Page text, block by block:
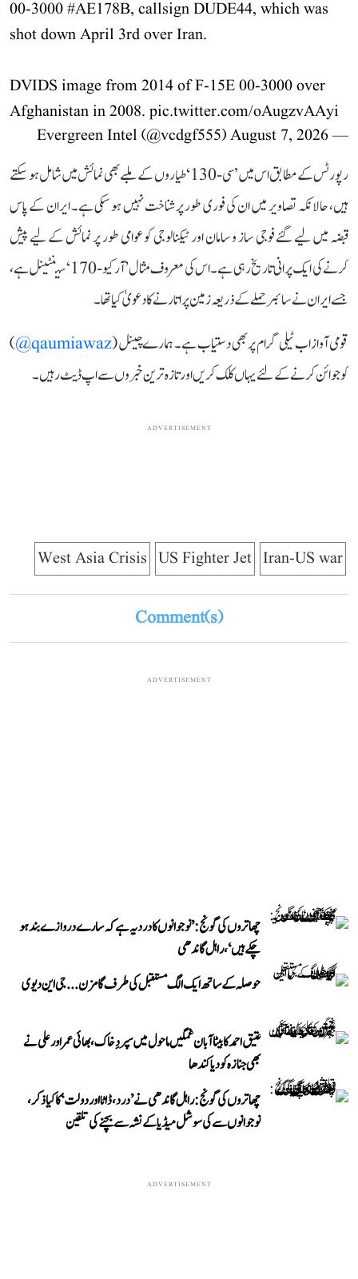
00-3000#AE178B, callsign DUDE44, which was
shot down April 3rd over Iran.
DVIDS image from 2014 of F-15E 00-3000 over
Afghanistan in 2008. pic.twitter.com/oAugzvAAyi
— Evergreen Intel (@vcdgf555)
August 7, 2026
رپورٹس کے مطابق اس میں ’سی-130‘ طیاروں کے ملبے بھی نمائش میں شامل ہو سکتے
ہیں، حالانکہ تصاویر میں ان کی فوری طور پر شناخت نہیں ہو سکی ہے۔ ایران کے پاس
قبضہ میں لیے گئے فوجی ساز و سامان اور ٹیکنالوجی کو عوامی طور پر نمائش کے لیے پیش
کرنے کی ایک پرانی تاریخ رہی ہے۔ اس کی معروف مثال ’آر کیو-170‘ سینٹینل ہے،
جسے ایران نے سائبر حملے کے ذریعہ زمین پر اتارنے کا دعویٰ کیا تھا۔
قومی آواز اب ٹیلی گرام پر بھی دستیاب ہے۔ ہمارے چینل (qaumiawaz@
)
کو جوائن کرنے کے لئے یہاں کلک کریں اور تازہ ترین خبروں سے اپ ڈیٹ رہیں۔
ADVERTISEMENT
Iran-US war
US Fighter Jet
West Asia Crisis
Comment(s)
ADVERTISEMENT
چھاتروں کی گونج: ’نوجوانوں کا درد یہ ہے کہ سارے دروازے بند ہو
چکے ہیں‘، راہل گاندھی
حوصلہ کے ساتھ ایک الگ مستقبل کی طرف گامزن... جی این دیوی
عتیق احمد کا بیٹا آبان غمگین ماحول میں سپردِ خاک، بھائی عمر اور علی نے
بھی جنازہ کو دیا کندھا
چھاتروں کی گونج: راہل گاندھی نے ’درد، ڈاٹا اور دولت‘ کا کیا ذکر،
نوجوانوں سے کی سوشل میڈیا کے نشہ سے بچنے کی تلقین
ADVERTISEMENT